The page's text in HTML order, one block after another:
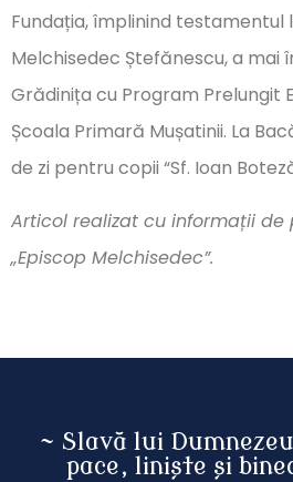
Fundația, împlinind testamentul
Melchisedec Ștefănescu, a mai
Grădinița cu Program Prelungit
Școala Primară Mușatinii. La
de zi pentru copii “Sf. Ioan
Articol realizat cu informații de
„Episcop Melchisedec”.
~ Slavă lui
pace, liniște și